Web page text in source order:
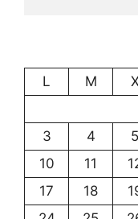
L
M
3
4 5
10
11
17
18